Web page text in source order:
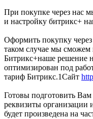
При покупке через нас
и настройку битрикс+
Оформить покупку
таком случае мы сможем
Битрикс+наше решение
оптимизирован под
тариф Битрикс.1Сайт
Готовы подготовить
реквизиты организации
будет произведена на